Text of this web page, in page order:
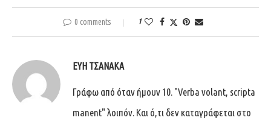
0 comments 1
ΕΎΗ ΤΣΑΝΆΚΑ
Γράφω από όταν ήμουν 10. "Verba volant, scripta
manent" λοιπόν. Και ό,τι δεν καταγράφεται στο